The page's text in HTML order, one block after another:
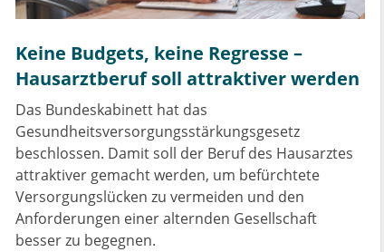
Termin haben, damit ich auch nichts abrechnen kann.
Niedergelassenen in unserem Ärztenetz organisiert!
Ich werde als Hausärztin jetzt nicht mehr versuchen,
Es gibt genug Arzttermine, aber zu anspruchsvolle
oder verunsicherte Patienten.
Patientensteuerung heißt das Zauberwort für eine
mögliche Lösung!
Auf taube Politiker sollte man sich dabei nicht mehr
verlassen...
Keine Budgets, keine Regresse –
Hausarztberuf soll attraktiver werden
Das Bundeskabinett hat das
Gesundheitsversorgungsstärkungsgesetz
beschlossen. Damit soll der Beruf des Hausarztes
attraktiver gemacht werden, um befürchtete
Versorgungslücken zu vermeiden und den
Anforderungen einer alternden Gesellschaft
besser zu begegnen.